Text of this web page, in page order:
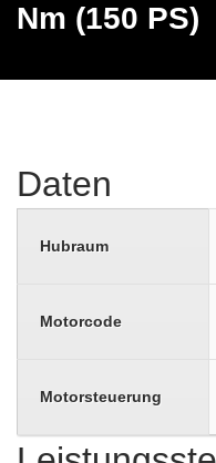
Nm (150 PS)
Daten
Hubraum
Motorcode
Motorsteuerung